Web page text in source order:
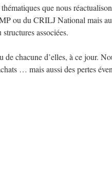
que nous
ou du CRILJ National mais
associées.
chacune d’elles, à ce jour.
… mais aussi des pertes